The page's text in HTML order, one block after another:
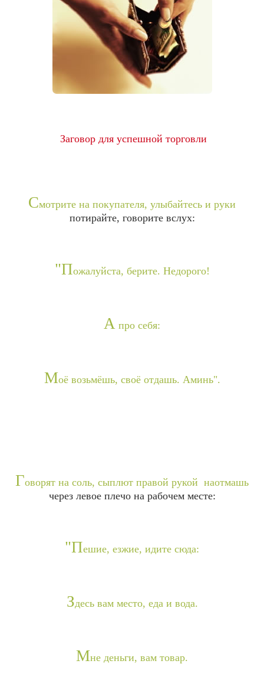
Заговор для успешной торговли
Смотрите на покупателя, улыбайтесь и руки
потирайте, говорите вслух:
"Пожалуйста, берите. Недорого!
А про себя:
Моё возьмёшь, своё отдашь. Аминь".
Говорят на соль, сыплют правой рукой наотмашь
через левое плечо на рабочем месте:
"Пешие, езжие, идите сюда:
Здесь вам место, еда и вода.
Мне деньги, вам товар.